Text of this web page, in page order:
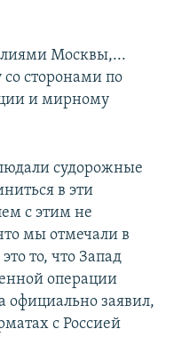
Москвы,...
сторонами по
и мирному
судорожные
в эти
с этим не
мы отмечали в
то, что Запад
операции
заявил,
с Россией